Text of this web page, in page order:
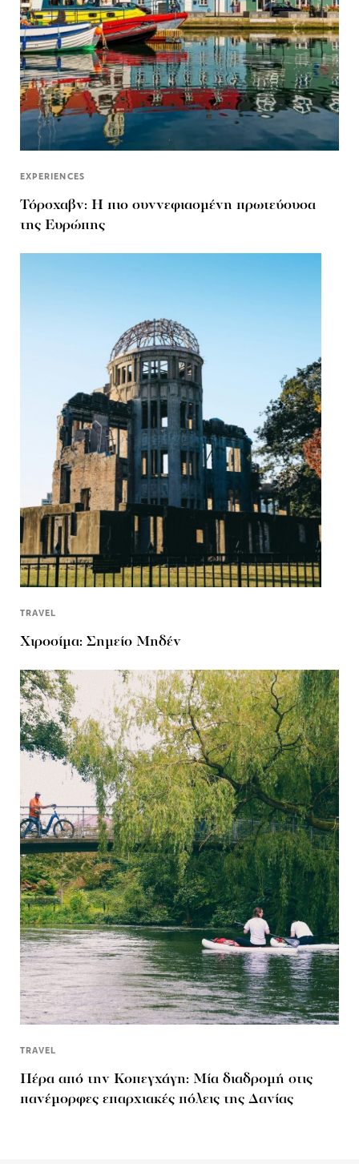
EXPERIENCES
Τόρσχαβν: Η πιο συννεφιασμένη πρωτεύουσα
της Ευρώπης
TRAVEL
Χιροσίμα: Σημείο Μηδέν
TRAVEL
Πέρα από την Κοπεγχάγη: Μία διαδρομή στις
πανέμορφες επαρχιακές πόλεις της Δανίας